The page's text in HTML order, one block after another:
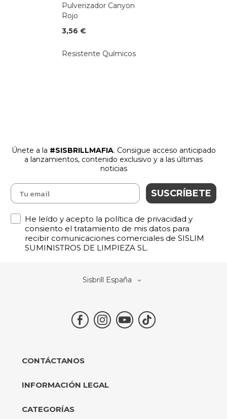
Pulverizador Canyon
Rojo
3,56 €
Resistente Químicos
Únete a la #SISBRILLMAFIA. Consigue acceso anticipado
a lanzamientos, contenido exclusivo y a las últimas
noticias
SUSCRÍBETE
Política de Privacidad
He leído y acepto la política de privacidad y
consiento el tratamiento de mis datos para
recibir comunicaciones comerciales de SISLIM
SUMINISTROS DE LIMPIEZA SL.
Select
Sisbrill España
CONTÁCTANOS
INFORMACIÓN LEGAL
CATEGORÍAS